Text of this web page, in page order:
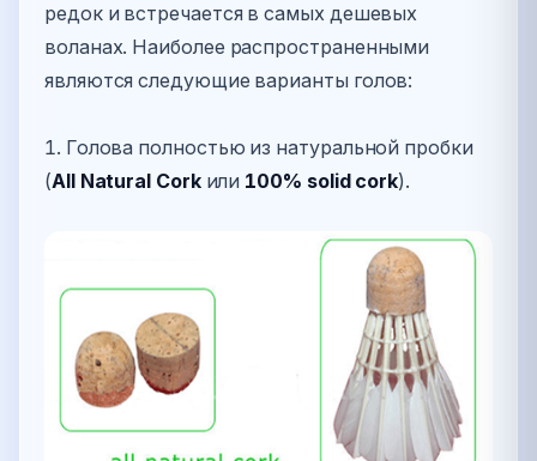
редок и встречается в самых дешевых
воланах. Наиболее распространенными
являются следующие варианты голов:
1. Голова полностью из натуральной пробки
(All Natural Cork или 100% solid cork).